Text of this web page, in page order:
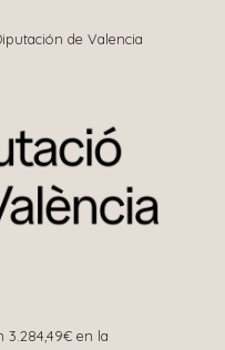
de Valencia
3.284,49€ en la